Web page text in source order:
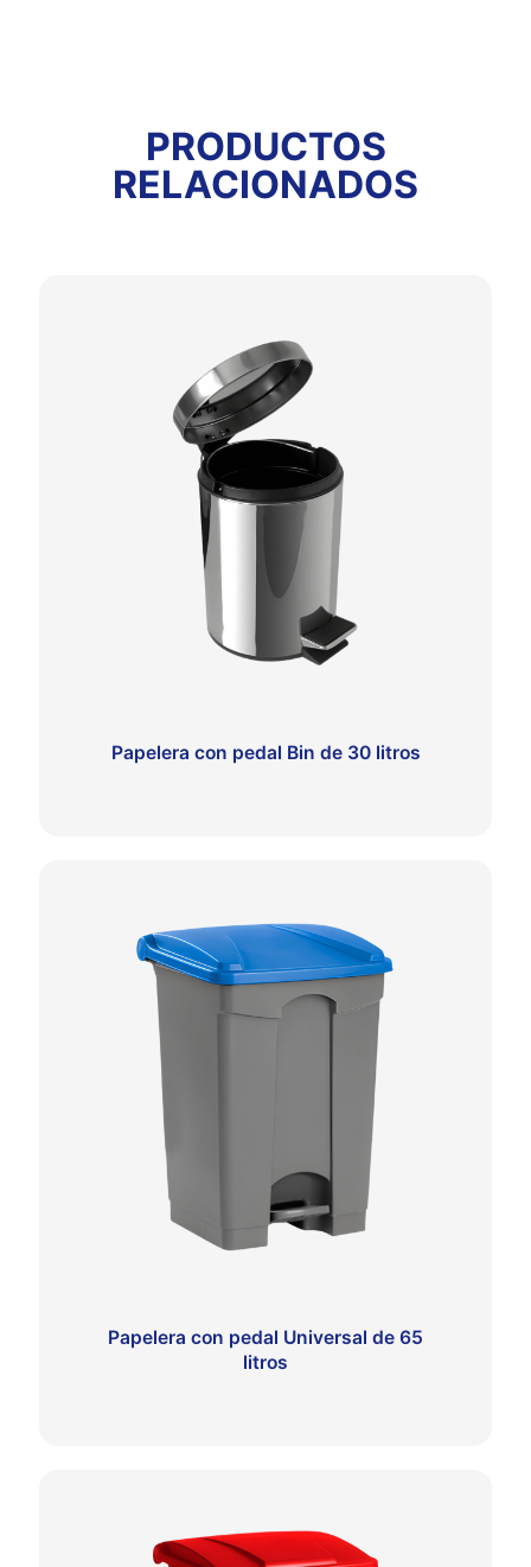
PRODUCTOS
RELACIONADOS
Papelera con pedal Bin de 30 litros
Papelera con pedal Universal de 65
litros